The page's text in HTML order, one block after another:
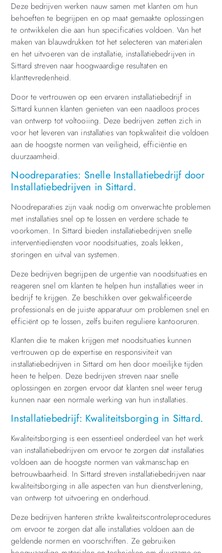
Deze bedrijven werken nauw samen met klanten om hun
behoeften te begrijpen en op maat gemaakte oplossingen
te ontwikkelen die aan hun specificaties voldoen. Van het
maken van blauwdrukken tot het selecteren van materialen
en het uitvoeren van de installatie, installatiebedrijven in
Sittard streven naar hoogwaardige resultaten en
klanttevredenheid.
Door te vertrouwen op een ervaren installatiebedrijf in
Sittard kunnen klanten genieten van een naadloos proces
van ontwerp tot voltooiing. Deze bedrijven zetten zich in
voor het leveren van installaties van topkwaliteit die voldoen
aan de hoogste normen van veiligheid, efficiëntie en
duurzaamheid.
Noodreparaties: Snelle Installatiebedrijf door
Installatiebedrijven in Sittard.
Noodreparaties zijn vaak nodig om onverwachte problemen
met installaties snel op te lossen en verdere schade te
voorkomen. In Sittard bieden installatiebedrijven snelle
interventiediensten voor noodsituaties, zoals lekken,
storingen en uitval van systemen.
Deze bedrijven begrijpen de urgentie van noodsituaties en
reageren snel om klanten te helpen hun installaties weer in
bedrijf te krijgen. Ze beschikken over gekwalificeerde
professionals en de juiste apparatuur om problemen snel en
efficiënt op te lossen, zelfs buiten reguliere kantooruren.
Klanten die te maken krijgen met noodsituaties kunnen
vertrouwen op de expertise en responsiviteit van
installatiebedrijven in Sittard om hen door moeilijke tijden
heen te helpen. Deze bedrijven streven naar snelle
oplossingen en zorgen ervoor dat klanten snel weer terug
kunnen naar een normale werking van hun installaties.
Installatiebedrijf: Kwaliteitsborging in Sittard.
Kwaliteitsborging is een essentieel onderdeel van het werk
van installatiebedrijven om ervoor te zorgen dat installaties
voldoen aan de hoogste normen van vakmanschap en
betrouwbaarheid. In Sittard streven installatiebedrijven naar
kwaliteitsborging in alle aspecten van hun dienstverlening,
van ontwerp tot uitvoering en onderhoud.
Deze bedrijven hanteren strikte kwaliteitscontroleprocedures
om ervoor te zorgen dat alle installaties voldoen aan de
geldende normen en voorschriften. Ze gebruiken